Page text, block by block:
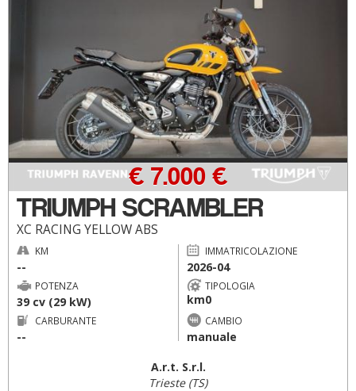
TRIUMPH SCRAMBLER
XC RACING YELLOW ABS
€ 7.000 €
KM
--
IMMATRICOLAZIONE
2026-04
POTENZA
39 cv (29 kW)
TIPOLOGIA
km0
CARBURANTE
--
CAMBIO
manuale
A.r.t. S.r.l.
Trieste (TS)